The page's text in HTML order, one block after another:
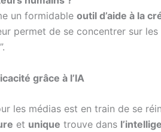
un formidable outil d’aide à la
permet de se concentrer sur
grâce à l’IA
les médias est en train de se
et unique trouve dans